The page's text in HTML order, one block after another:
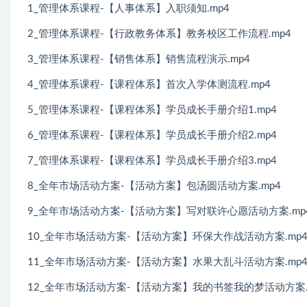
1_管理体系课程-【人事体系】入职须知.mp4
2_管理体系课程-【行政教务体系】教务校区工作流程.mp4
3_管理体系课程-【销售体系】销售流程演示.mp4
4_管理体系课程-【课程体系】首次入学体测流程.mp4
5_管理体系课程-【课程体系】学员成长手册介绍1.mp4
6_管理体系课程-【课程体系】学员成长手册介绍2.mp4
7_管理体系课程-【课程体系】学员成长手册介绍3.mp4
8_全年市场活动方案-【活动方案】包汤圆活动方案.mp4
9_全年市场活动方案-【活动方案】写对联许心愿活动方案
10_全年市场活动方案-【活动方案】环保大作战活动方案.mp4
11_全年市场活动方案-【活动方案】水果大乱斗活动方案.mp4
12_全年市场活动方案-【活动方案】我的书签我的梦活动方